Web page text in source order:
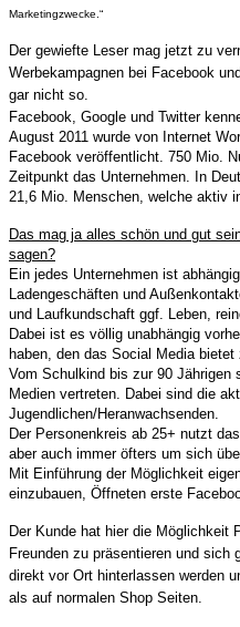
Marketingzwecke.“
Der gewiefte Leser mag jetzt zu
Werbekampagnen bei Facebook
gar nicht so.
Facebook, Google und Twitter
August 2011 wurde von Internet
Facebook veröffentlicht. 750 Mio.
Zeitpunkt das Unternehmen. In
21,6 Mio. Menschen, welche aktiv
Das mag ja alles schön und gut
sagen?
Ein jedes Unternehmen ist
Ladengeschäften und
und Laufkundschaft ggf. Leben,
Dabei ist es völlig unabhängig
haben, den das Social Media bietet
Vom Schulkind bis zur 90 Jährigen
Medien vertreten. Dabei sind die
Jugendlichen/Heranwachsenden.
Der Personenkreis ab 25+ nutzt
aber auch immer öfters um sich
Mit Einführung der Möglichkeit
einzubauen, Öffneten erste
Der Kunde hat hier die Möglichkeit
Freunden zu präsentieren und sich
direkt vor Ort hinterlassen werden
als auf normalen Shop Seiten.